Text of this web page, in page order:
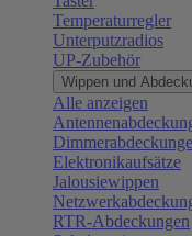
Temperaturregler
Unterputzradios
UP-Zubehör
Wippen und
Alle anzeigen
Elektronikaufsätze
Jalousiewippen
RTR-Abdeckungen